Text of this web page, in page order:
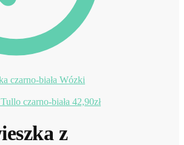
czarno-biała 42,90zł
z